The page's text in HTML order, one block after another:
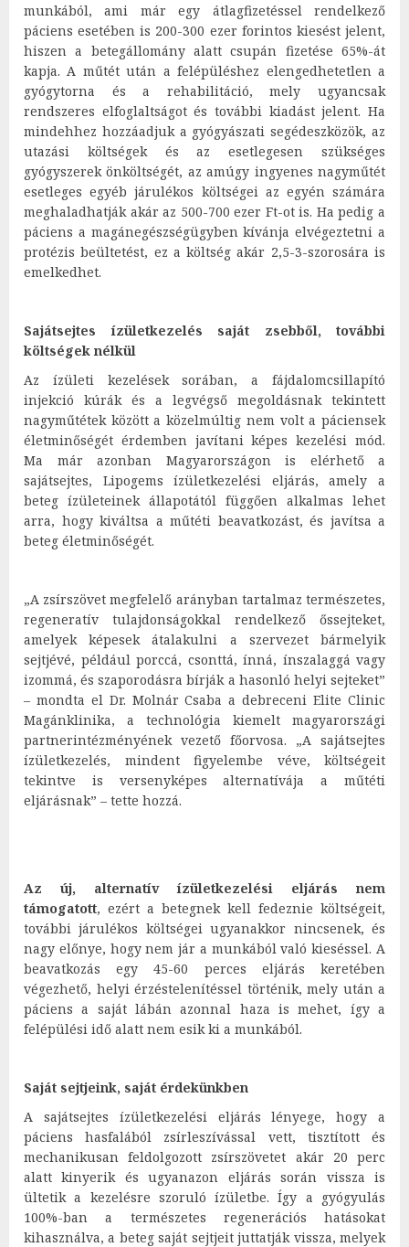
munkából, ami már egy átlagfizetéssel rendelkező
páciens esetében is 200-300 ezer forintos kiesést jelent,
hiszen a betegállomány alatt csupán fizetése 65%-át
kapja. A műtét után a felépüléshez elengedhetetlen a
gyógytorna és a rehabilitáció, mely ugyancsak
rendszeres elfoglaltságot és további kiadást jelent. Ha
mindehhez hozzáadjuk a gyógyászati segédeszközök, az
utazási költségek és az esetlegesen szükséges
gyógyszerek önköltségét, az amúgy ingyenes nagyműtét
esetleges egyéb járulékos költségei az egyén számára
meghaladhatják akár az 500-700 ezer Ft-ot is. Ha pedig a
páciens a magánegészségügyben kívánja elvégeztetni a
protézis beültetést, ez a költség akár 2,5-3-szorosára is
emelkedhet.
Sajátsejtes ízületkezelés saját zsebből, további
költségek nélkül
Az ízületi kezelések sorában, a fájdalomcsillapító
injekció kúrák és a legvégső megoldásnak tekintett
nagyműtétek között a közelmúltig nem volt a páciensek
életminőségét érdemben javítani képes kezelési mód.
Ma már azonban Magyarországon is elérhető a
sajátsejtes, Lipogems ízületkezelési eljárás, amely a
beteg ízületeinek állapotától függően alkalmas lehet
arra, hogy kiváltsa a műtéti beavatkozást, és javítsa a
beteg életminőségét.
„A zsírszövet megfelelő arányban tartalmaz természetes,
regeneratív tulajdonságokkal rendelkező őssejteket,
amelyek képesek átalakulni a szervezet bármelyik
sejtjévé, például porccá, csonttá, ínná, ínszalaggá vagy
izommá, és szaporodásra bírják a hasonló helyi sejteket”
– mondta el Dr. Molnár Csaba a debreceni Elite Clinic
Magánklinika, a technológia kiemelt magyarországi
partnerintézményének vezető főorvosa. „A sajátsejtes
ízületkezelés, mindent figyelembe véve, költségeit
tekintve is versenyképes alternatívája a műtéti
eljárásnak” – tette hozzá.
Az új, alternatív ízületkezelési eljárás nem
támogatott, ezért a betegnek kell fedeznie költségeit,
további járulékos költségei ugyanakkor nincsenek, és
nagy előnye, hogy nem jár a munkából való kieséssel. A
beavatkozás egy 45-60 perces eljárás keretében
végezhető, helyi érzéstelenítéssel történik, mely után a
páciens a saját lábán azonnal haza is mehet, így a
felépülési idő alatt nem esik ki a munkából.
Saját sejtjeink, saját érdekünkben
A sajátsejtes ízületkezelési eljárás lényege, hogy a
páciens hasfalából zsírleszívással vett, tisztított és
mechanikusan feldolgozott zsírszövetet akár 20 perc
alatt kinyerik és ugyanazon eljárás során vissza is
ültetik a kezelésre szoruló ízületbe. Így a gyógyulás
100%-ban a természetes regenerációs hatásokat
kihasználva, a beteg saját sejtjeit juttatják vissza, melyek